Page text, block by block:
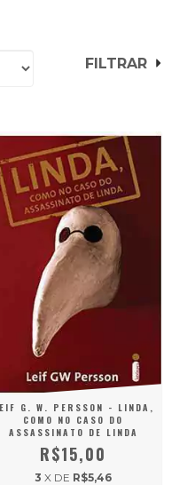
FILTRAR
G. W. PERSSON - LINDA,
COMO NO CASO DO
ASSASSINATO DE LINDA
R$15,00
3 X DE R$5,46